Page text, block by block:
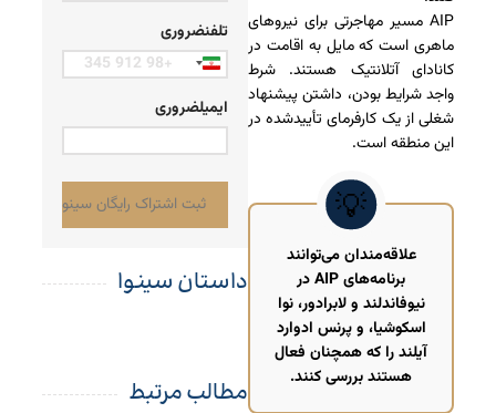
AIP مسیر مهاجرتی برای نیروهای
ماهری است که مایل به اقامت در
کانادای آتلانتیک هستند. شرط
واجد شرایط بودن، داشتن پیشنهاد
شغلی از یک کارفرمای تأییدشده در
این منطقه است.
علاقه‌مندان می‌توانند
برنامه‌های AIP در
نیوفاندلند و لابرادور، نوا
اسکوشیا، و پرنس ادوارد
آیلند را که همچنان فعال
هستند بررسی کنند.
تلفنضروری
Iran
ایمیلضروری
داستان سینوا
مطالب مرتبط